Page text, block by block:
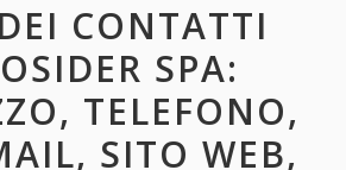
CONTATTI
SPA:
TELEFONO,
SITO WEB,